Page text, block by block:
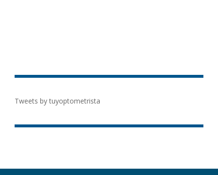
Tweets by tuyoptometrista